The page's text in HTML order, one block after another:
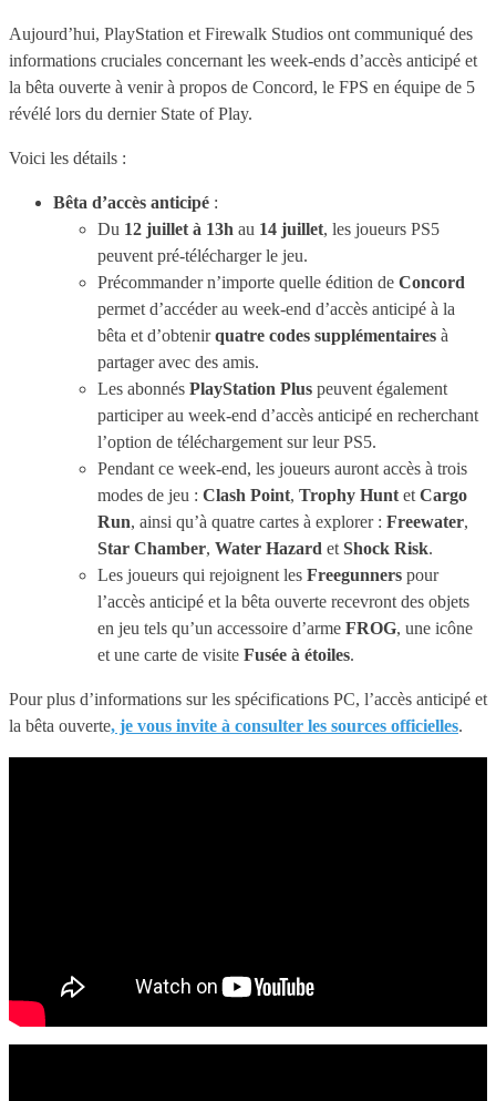
Aujourd’hui, PlayStation et Firewalk Studios ont communiqué des
informations cruciales concernant les week-ends d’accès anticipé et
la bêta ouverte à venir à propos de Concord, le FPS en équipe de 5
révélé lors du dernier State of Play.
Voici les détails :
Bêta d’accès anticipé :
Du 12 juillet à 13h au 14 juillet, les joueurs PS5
peuvent pré-télécharger le jeu.
Précommander n’importe quelle édition de Concord
permet d’accéder au week-end d’accès anticipé à la
bêta et d’obtenirquatre codes supplémentaires à
partager avec des amis.
Les abonnés PlayStation Plus peuvent également
participer au week-end d’accès anticipé en recherchant
l’option de téléchargement sur leur PS5.
Pendant ce week-end, les joueurs auront accès à trois
modes de jeu : Clash Point, Trophy Hunt et Cargo
Run, ainsi qu’à quatre cartes à explorer : Freewater,
Star Chamber, Water Hazard et Shock Risk.
Les joueurs qui rejoignent les Freegunners pour
l’accès anticipé et la bêta ouverte recevront des objets
en jeu tels qu’un accessoire d’arme FROG, une icône
et une carte de visite Fusée à étoiles.
Pour plus d’informations sur les spécifications PC, l’accès anticipé et
la bêta ouverte, je vous invite à consulter les sources officielles.